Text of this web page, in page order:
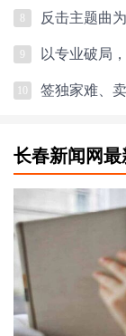
反击主题曲
9
长春新闻网最